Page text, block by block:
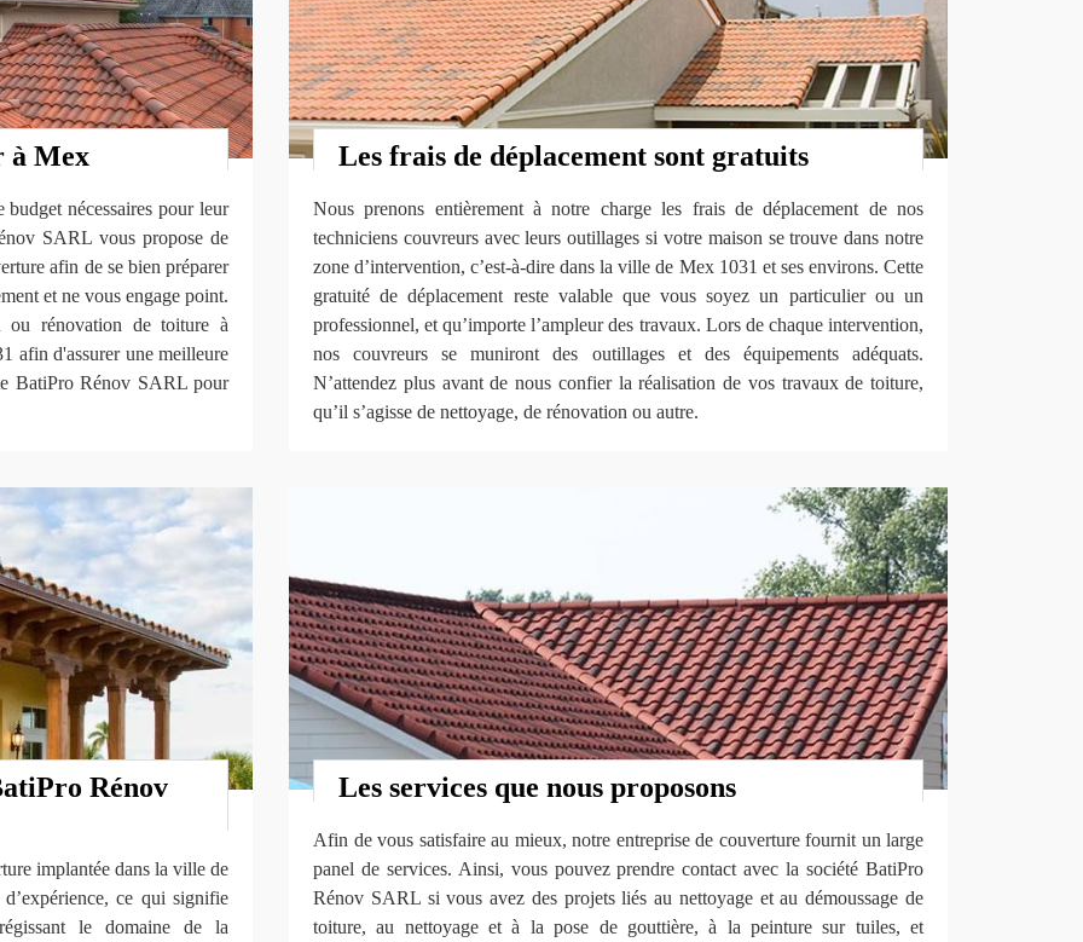
à Mex
nécessaires pour leur
SARL vous propose de
afin de se bien préparer
et ne vous engage point.
ou rénovation de toiture à
afin d'assurer une meilleure
BatiPro Rénov SARL pour
Les frais de déplacement sont gratuits
Nous prenons entièrement à notre charge les frais de déplacement de nos
techniciens couvreurs avec leurs outillages si votre maison se trouve dans notre
zone d’intervention, c’est-à-dire dans la ville de Mex 1031 et ses environs. Cette
gratuité de déplacement reste valable que vous soyez un particulier ou un
professionnel, et qu’importe l’ampleur des travaux. Lors de chaque intervention,
nos couvreurs se muniront des outillages et des équipements adéquats.
N’attendez plus avant de nous confier la réalisation de vos travaux de toiture,
qu’il s’agisse de nettoyage, de rénovation ou autre.
Rénov
implantée dans la ville de
ce qui signifie
le domaine de la
Les services que nous proposons
Afin de vous satisfaire au mieux, notre entreprise de couverture fournit un large
panel de services. Ainsi, vous pouvez prendre contact avec la société BatiPro
Rénov SARL si vous avez des projets liés au nettoyage et au démoussage de
toiture, au nettoyage et à la pose de gouttière, à la peinture sur tuiles, et